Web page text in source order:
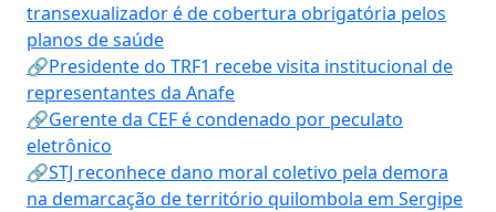
transexualizador é de cobertura obrigatória pelos
planos de saúde
🔗Presidente do TRF1 recebe visita institucional de
representantes da Anafe
🔗Gerente da CEF é condenado por peculato
eletrônico
🔗STJ reconhece dano moral coletivo pela demora
na demarcação de território quilombola em Sergipe